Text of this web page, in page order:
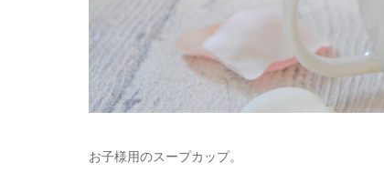
お子様用のスープカップ。